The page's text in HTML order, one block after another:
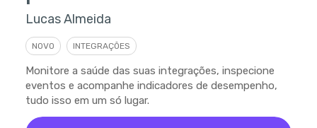
Lucas Almeida
NOVO INTEGRAÇÕES
Monitore a saúde das suas integrações, inspecione
eventos e acompanhe indicadores de desempenho,
tudo isso em um só lugar.